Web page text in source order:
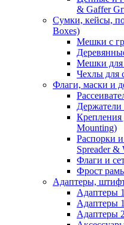
& Gaffer
Сумки, кейсы,
Boxes)
Мешки с
Мешки для
Чехлы для
Флаги, маски и
Держатели
Крепления
Mounting)
Распорки
Spreader &
Флаги и
Фрост
Адаптеры,
Адаптеры
Адаптеры
Адаптеры